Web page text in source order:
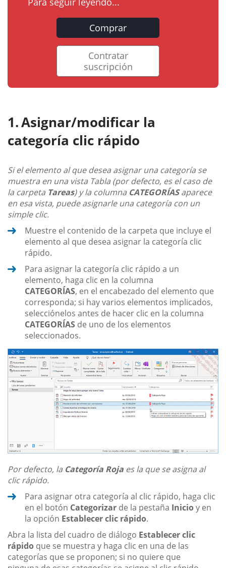
Comprar
Contratar
suscripción
Asignar/modificar la
categoría clic rápido
Si el elemento al que desea asignar una categoría se
muestra en una vista Tabla (por defecto, es el caso de
la carpeta Tareas) y la columna CATEGORÍASaparece
en esa vista, puede asignarle una categoría con un
simple clic.
Muestre el contenido de la carpeta que incluye el
elemento al que desea asignar la categoría clic
rápido.
Para asignar la categoría clic rápido a un
elemento, haga clic en la columna
CATEGORÍAS, en el encabezado del elemento que
corresponda; si hay varios elementos implicados,
selecciónelos antes de hacer clic en la columna
CATEGORÍAS de uno de los elementos
seleccionados.
Por defecto, la Categoría Roja es la que se asigna al
clic rápido.
Para asignar otra categoría al clic rápido, haga clic
en el botón Categorizar de la pestaña Inicioy en
la opción Establecer clic rápido.
Abra la lista del cuadro de diálogo Establecer clic
rápido que se muestra y haga clic en una de las
categorías que se proponen; si no quiere que